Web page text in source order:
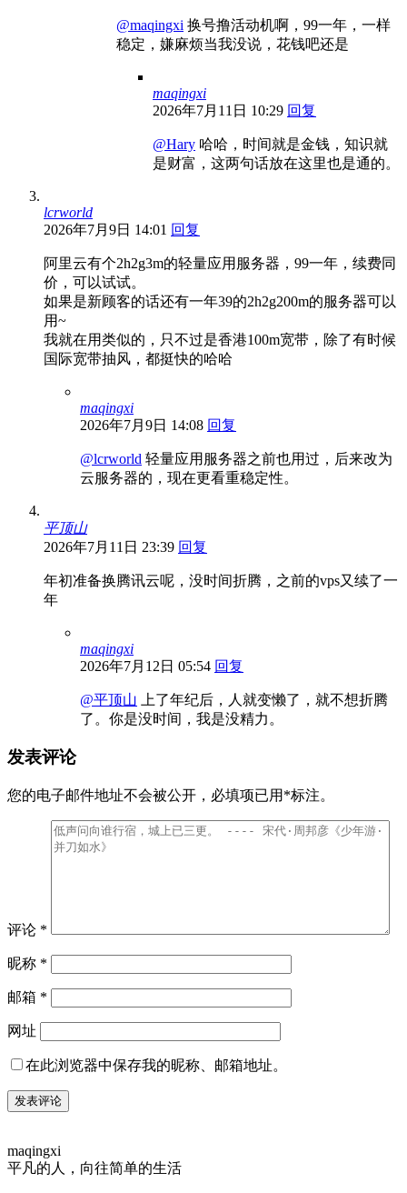
@maqingxi 换号撸活动机啊，99一年，一样
稳定，嫌麻烦当我没说，花钱吧还是
maqingxi
2026年7月11日 10:29 回复
@Hary 哈哈，时间就是金钱，知识就
是财富，这两句话放在这里也是通的。
lcrworld
2026年7月9日 14:01 回复
阿里云有个2h2g3m的轻量应用服务器，99一年，续费同
价，可以试试。
如果是新顾客的话还有一年39的2h2g200m的服务器可以
用~
我就在用类似的，只不过是香港100m宽带，除了有时候
国际宽带抽风，都挺快的哈哈
maqingxi
2026年7月9日 14:08 回复
@lcrworld 轻量应用服务器之前也用过，后来改为
云服务器的，现在更看重稳定性。
平顶山
2026年7月11日 23:39 回复
年初准备换腾讯云呢，没时间折腾，之前的vps又续了一
年
maqingxi
2026年7月12日 05:54 回复
@平顶山 上了年纪后，人就变懒了，就不想折腾
了。你是没时间，我是没精力。
发表评论
您的电子邮件地址不会被公开， 必填项已用 *标注。
评论 *
昵称 *
邮箱 *
网址
在此浏览器中保存我的昵称、邮箱地址。
maqingxi
平凡的人，向往简单的生活